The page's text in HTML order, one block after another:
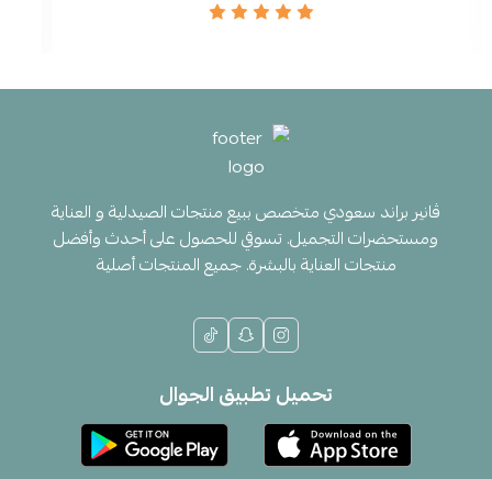
ڤانير براند سعودي متخصص ببيع منتجات الصيدلية و العناية
ومستحضرات التجميل. تسوقي للحصول على أحدث وأفضل
منتجات العناية بالبشرة. جميع المنتجات أصلية
تحميل تطبيق الجوال